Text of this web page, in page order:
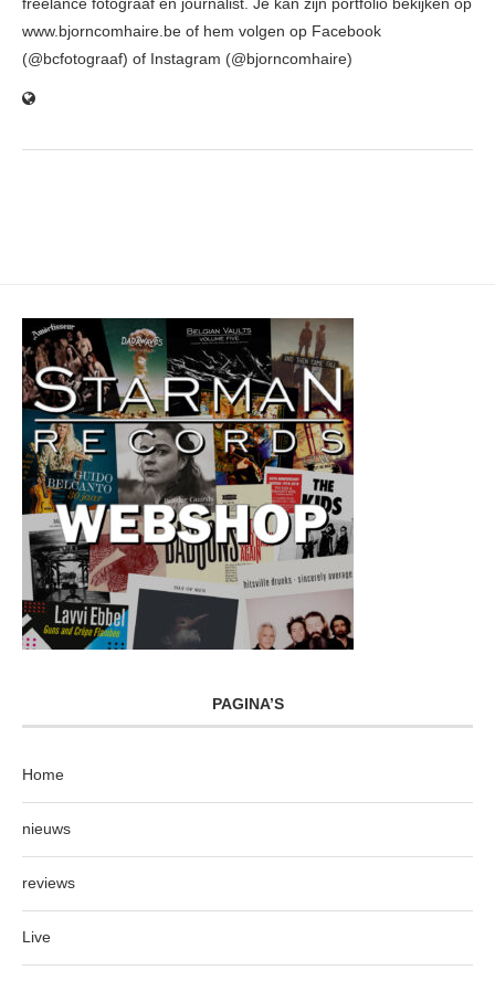
freelance fotograaf en journalist. Je kan zijn portfolio bekijken op
www.bjorncomhaire.be of hem volgen op Facebook
(@bcfotograaf) of Instagram (@bjorncomhaire)
PAGINA’S
Home
nieuws
reviews
Live